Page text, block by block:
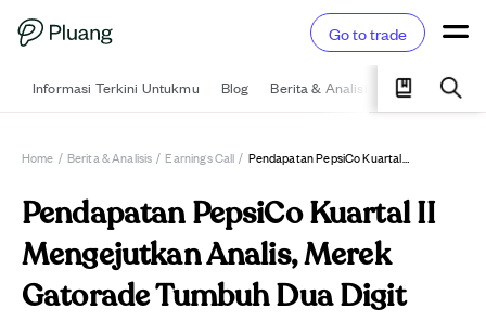
Go to trade
Informasi Terkini Untukmu Blog Berita & Analisis Pelajari
Home / Berita & Analisis / Earnings Call / Pendapatan PepsiCo Kuartal II Mengejutkan Analis, Merek Gatorade Tumbuh Dua Digit
Pendapatan PepsiCo Kuartal II
Mengejutkan Analis, Merek
Gatorade Tumbuh Dua Digit